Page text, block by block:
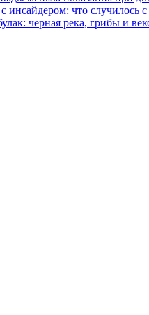
с инсайдером: что
черная река, грибы и